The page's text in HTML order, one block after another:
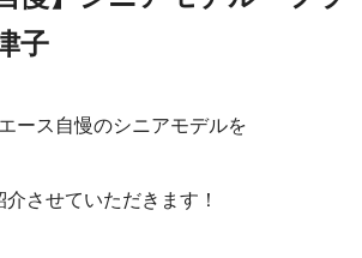
子
ース自慢のシニアモデルを
介させていただきます！